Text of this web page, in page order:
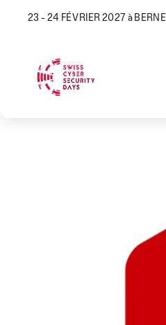
23 - 24 FÉVRIER 2027 à BERNE